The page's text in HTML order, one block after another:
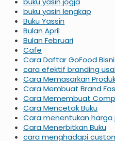
buku yasin lengkap
Buku Yassin
Bulan April
Bulan Februari
Cafe
Cara Daftar GoFood
cara efektif branding
Cara Memasarkan
Cara Membuat Brand
Cara Memembuat
Cara Mencetak Buku
Cara menentukan harga
Cara Menerbitkan Buku
cara menghadapi